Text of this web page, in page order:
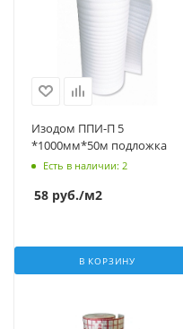
Изодом ППИ-П 5
*1000мм*50м подложка
Есть в наличии: 2
58 руб./м2
В КОРЗИНУ